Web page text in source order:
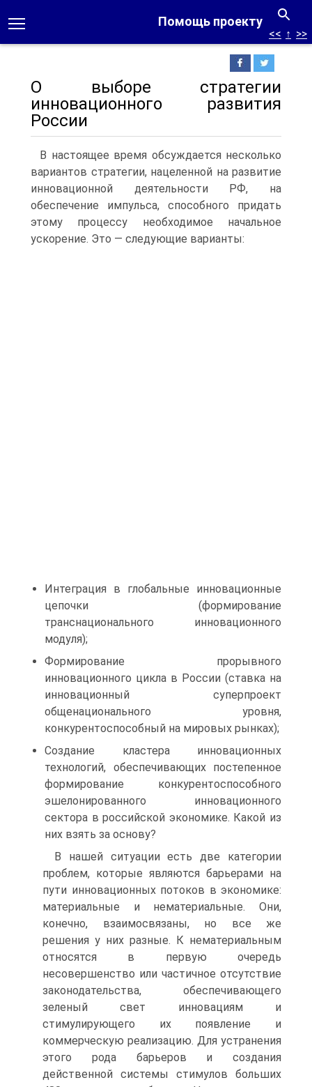
Помощь проекту
<< ↑ >>
О выборе стратегии
инновационного развития
России
В настоящее время обсуждается несколько
вариантов стратегии, нацеленной на развитие
инновационной деятельности РФ, на
обеспечение импульса, способного придать
этому процессу необходимое начальное
ускорение. Это — следующие варианты:
Интеграция в глобальные инновационные
цепочки (формирование
транснационального инновационного
модуля);
Формирование прорывного
инновационного цикла в России (ставка на
инновационный суперпроект
общенационального уровня,
конкурентоспособный на мировых рынках);
Создание кластера инновационных
технологий, обеспечивающих постепенное
формирование конкурентоспособного
эшелонированного инновационного
сектора в российской экономике. Какой из
них взять за основу?
В нашей ситуации есть две категории
проблем, которые являются барьерами на
пути инновационных потоков в экономике:
материальные и нематериальные. Они,
конечно, взаимосвязаны, но все же
решения у них разные. К нематериальным
относятся в первую очередь
несовершенство или частичное отсутствие
законодательства, обеспечивающего
зеленый свет инновациям и
стимулирующего их появление и
коммерческую реализацию. Для устранения
этого рода барьеров и создания
действенной системы стимулов больших